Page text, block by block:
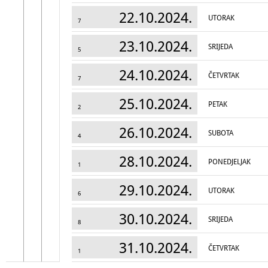
7 22.10.2024. UTORAK
5 23.10.2024. SRIJEDA
7 24.10.2024. ČETVRTAK
2 25.10.2024. PETAK
4 26.10.2024. SUBOTA
1 28.10.2024. PONEDJELJAK
6 29.10.2024. UTORAK
8 30.10.2024. SRIJEDA
1 31.10.2024. ČETVRTAK